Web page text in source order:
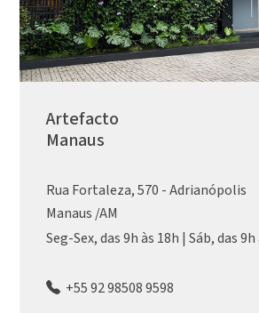
Artefacto
Manaus
Rua Fortaleza, 570 - Adrianópolis
Manaus /AM
Seg-Sex, das 9h às 18h | Sáb, das 9h
+55 92 98508 9598